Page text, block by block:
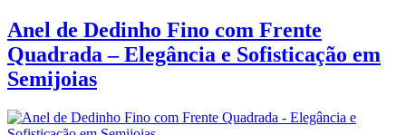
Anel de Dedinho Fino com Frente
Quadrada – Elegância e Sofisticação em
Semijoias